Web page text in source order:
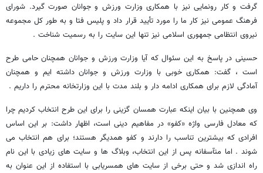
گرفت و کار رونمایی نیز با همکاری وزارت ورزش و جوانان صورت گیرد. شورای
فرهنگ عمومی نیز کار ما را مورد تأیید قرار داد و پلیس فتا و به طور کل مجموعه
نیروی انتظامی جمهوری اسلامی نیز تنها این سایت را به رسمیت شناخت .
حسینی در پاسخ به این سئوال که آیا وزارت ورزش و جوانان همچنان حامی طرح
است ، گفت: همکاری خوبی با وزارت ورزش و جوانان داشته ایم و همچنان
آمادگی لازم برای همکاری ادامه دار و بلند مدت با این وزارتخانه محترم را داریم .
وی همچنین با بیان اینکه عبارت همسان گزینی را برای این طرح انتخاب کردیم چرا
که معادل فارسی واژه «کفو» در مفاهیم دینی است، اظهار داشت: بر این اساس
افرادی که بیشترین تناسب را دارند و کفو همدیگر هستند؛ برای هم انتخاب می
شوند . اما متآسفانه پس از این انتخاب، وبلاگ ها و سایت های زیادی با این نام
راه اندازی شد و حتی برخی از سایت های همسریابی با استفاده از این عنوان به